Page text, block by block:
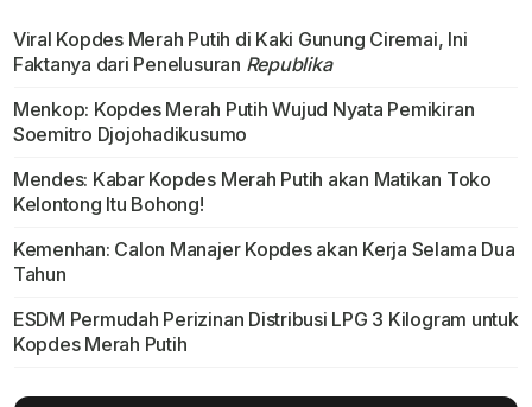
Viral Kopdes Merah Putih di Kaki Gunung Ciremai, Ini
Faktanya dari Penelusuran Republika
Menkop: Kopdes Merah Putih Wujud Nyata Pemikiran
Soemitro Djojohadikusumo
Mendes: Kabar Kopdes Merah Putih akan Matikan Toko
Kelontong Itu Bohong!
Kemenhan: Calon Manajer Kopdes akan Kerja Selama Dua
Tahun
ESDM Permudah Perizinan Distribusi LPG 3 Kilogram untuk
Kopdes Merah Putih